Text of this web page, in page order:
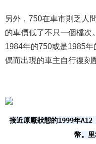
另外，750在車市則乏人
的車價低了不只一個檔次
1984年的750或是1985
偶而出現的車主自行復刻
接近原廠狀態的1999年A12
幣。里